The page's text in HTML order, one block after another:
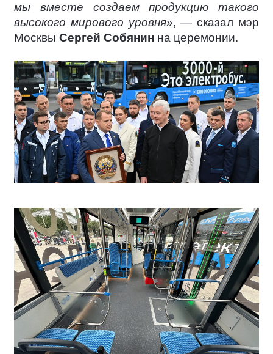
мы вместе создаем продукцию такого
высокого мирового уровня», — сказал мэр
Москвы Сергей Собянин на церемонии.